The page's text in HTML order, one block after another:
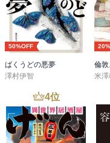
50%OFF
ばくうどの悪夢
澤村伊智
倫
米
4位